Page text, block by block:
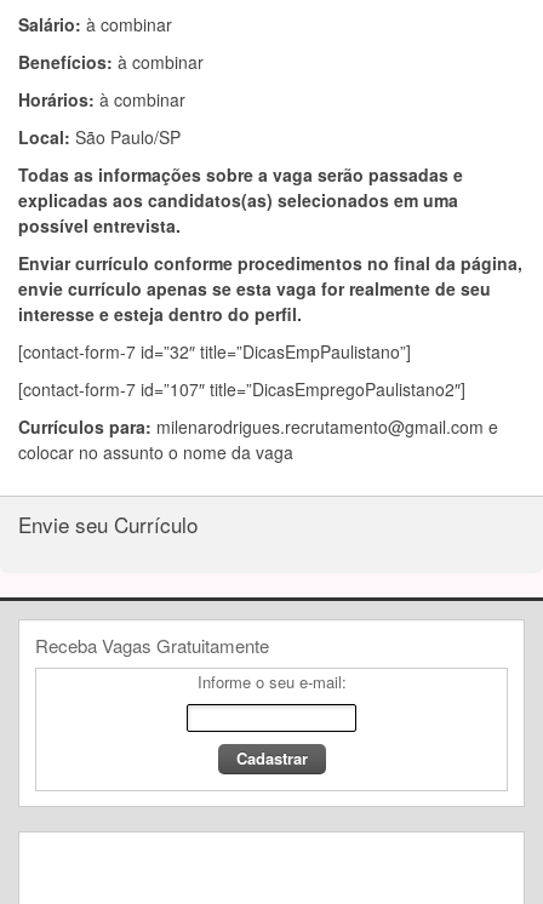
Salário: à combinar
Benefícios: à combinar
Horários: à combinar
Local: São Paulo/SP
Todas as informações sobre a vaga serão passadas e
explicadas aos candidatos(as) selecionados em uma
possível entrevista.
Enviar currículo conforme procedimentos no final da página,
envie currículo apenas se esta vaga for realmente de seu
interesse e esteja dentro do perfil.
[contact-form-7 id=”32″ title=”DicasEmpPaulistano”]
[contact-form-7 id=”107″ title=”DicasEmpregoPaulistano2″]
Currículos para: milenarodrigues.recrutamento@gmail.com e
colocar no assunto o nome da vaga
Envie seu Currículo
Receba Vagas Gratuitamente
Informe o seu e-mail: